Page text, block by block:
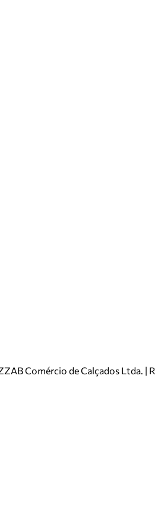
Comércio de Calçados Ltda. |